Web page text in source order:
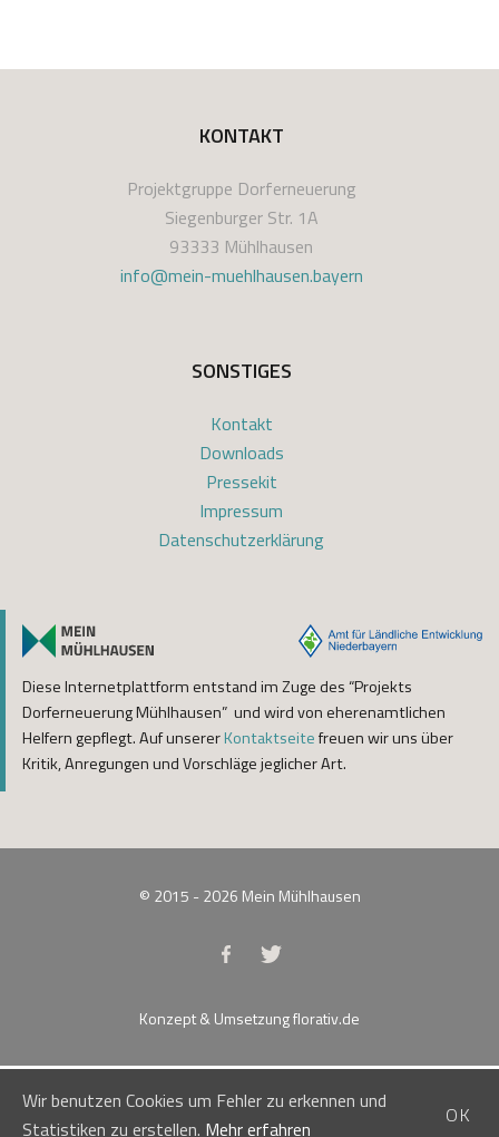
KONTAKT
Projektgruppe Dorferneuerung
Siegenburger Str. 1A
93333 Mühlhausen
info@mein-muehlhausen.bayern
SONSTIGES
Kontakt
Downloads
Pressekit
Impressum
Datenschutzerklärung
Diese Internetplattform entstand im Zuge des “Projekts
Dorferneuerung Mühlhausen” und wird von eherenamtlichen
Helfern gepflegt. Auf unsererKontaktseitefreuen wir uns über
Kritik, Anregungen und Vorschläge jeglicher Art.
© 2015 - 2026 Mein Mühlhausen
Konzept & Umsetzungflorativ.de
Wir benutzen Cookies um Fehler zu erkennen und
Statistiken zu erstellen. Mehr erfahren
OK